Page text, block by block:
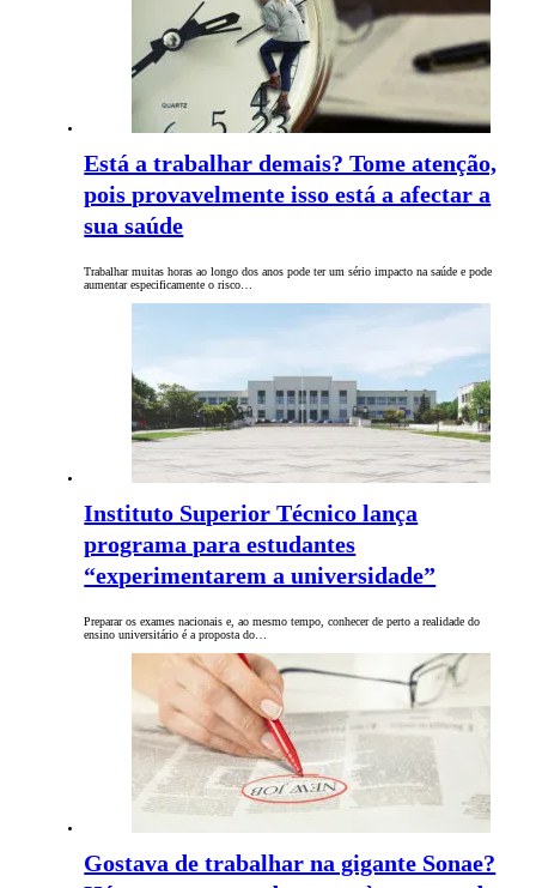
Está a trabalhar demais? Tome atenção,
pois provavelmente isso está a afectar a
sua saúde
Trabalhar muitas horas ao longo dos anos pode ter um sério impacto na saúde e pode
aumentar especificamente o risco…
Instituto Superior Técnico lança
programa para estudantes
“experimentarem a universidade”
Preparar os exames nacionais e, ao mesmo tempo, conhecer de perto a realidade do
ensino universitário é a proposta do…
Gostava de trabalhar na gigante Sonae?